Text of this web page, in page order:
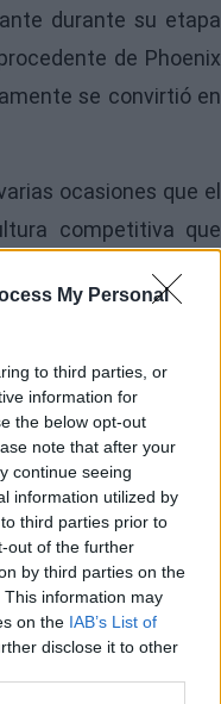
My Personal
to third parties, or
information for
the below opt-out
note that after your
continue seeing
information utilized by
third parties prior to
out of the further
by third parties on the
This information may
on the IAB’s List of
disclose it to other
durante su etapa
de Phoenix
se convirtió en
ocasiones que el
competitiva que
las franquicias más
dos veces al All-
de su carrera en la
quinto en la
segundo equipo All-
en